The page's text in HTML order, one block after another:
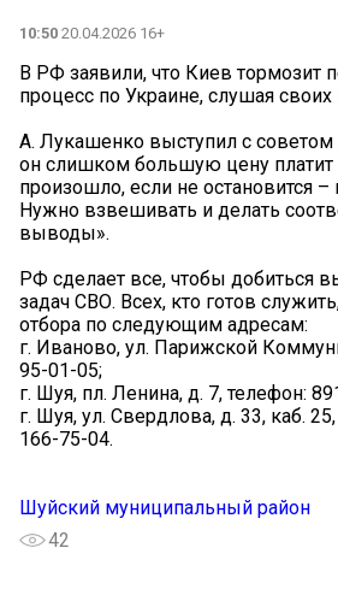
10:50 20.04.2026 16+
В РФ заявили, что Киев тормозит
процесс по Украине, слушая
А. Лукашенко выступил с советом
он слишком большую цену платит
произошло, если не остановится –
Нужно взвешивать и делать
выводы».
РФ сделает все, чтобы добиться
задач СВО. Всех, кто готов
отбора по следующим адресам:
г. Иваново, ул. Парижской
95-01-05;
г. Шуя, пл. Ленина, д. 7, телефон:
г. Шуя, ул. Свердлова, д. 33, каб.
166-75-04.
Шуйский муниципальный район
42